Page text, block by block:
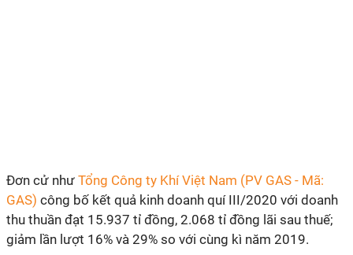
Đơn cử như Tổng Công ty Khí Việt Nam (PV GAS - Mã:
GAS) công bố kết quả kinh doanh quí III/2020 với doanh
thu thuần đạt 15.937 tỉ đồng, 2.068 tỉ đồng lãi sau thuế;
giảm lần lượt 16% và 29% so với cùng kì năm 2019.